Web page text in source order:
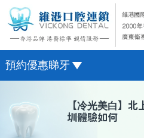
預約優惠睇牙
醫院簡介 hospital introduction
微信預約
【冷光美白】北
圳體驗如何